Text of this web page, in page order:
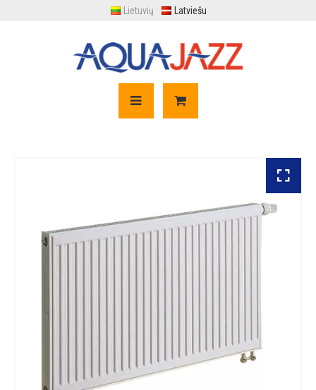
Lietuvių Latviešu